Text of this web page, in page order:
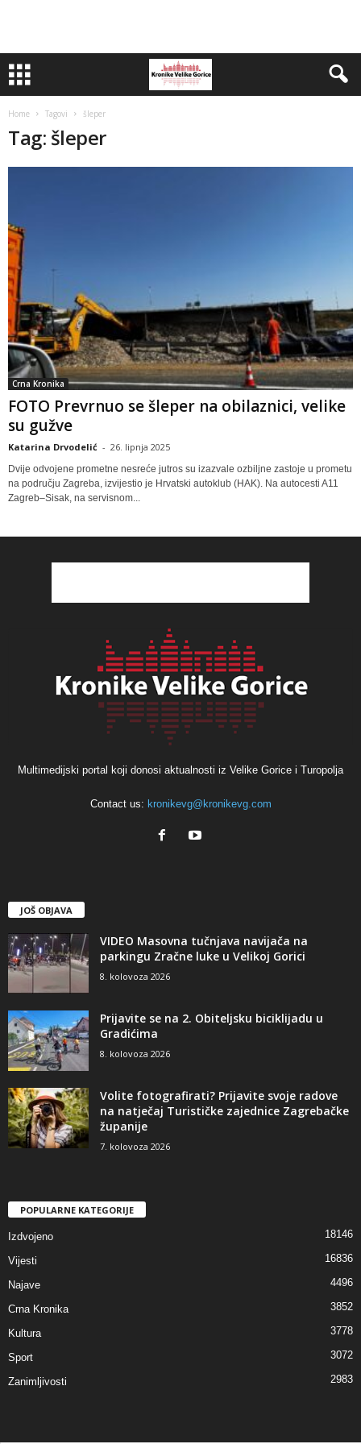
Home Tagovi šleper
Tag: šleper
Crna Kronika
FOTO Prevrnuo se šleper na obilaznici, velike
su gužve
Katarina Drvodelić - 26. lipnja 2025
Dvije odvojene prometne nesreće jutros su izazvale ozbiljne zastoje u prometu
na području Zagreba, izvijestio je Hrvatski autoklub (HAK). Na autocesti A11
Zagreb–Sisak, na servisnom...
Multimedijski portal koji donosi aktualnosti iz Velike Gorice i Turopolja
Contact us: kronikevg@kronikevg.com
JOŠ OBJAVA
VIDEO Masovna tučnjava navijača na
parkingu Zračne luke u Velikoj Gorici
8. kolovoza 2026
Prijavite se na 2. Obiteljsku biciklijadu u
Gradićima
8. kolovoza 2026
Volite fotografirati? Prijavite svoje radove
na natječaj Turističke zajednice Zagrebačke
županije
7. kolovoza 2026
POPULARNE KATEGORIJE
Izdvojeno 18146
Vijesti 16836
Najave 4496
Crna Kronika 3852
Kultura 3778
Sport 3072
Zanimljivosti 2983